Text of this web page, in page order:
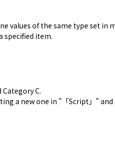
values ​​of the same type set in
specified item.
C.
a new one in "「Script」"